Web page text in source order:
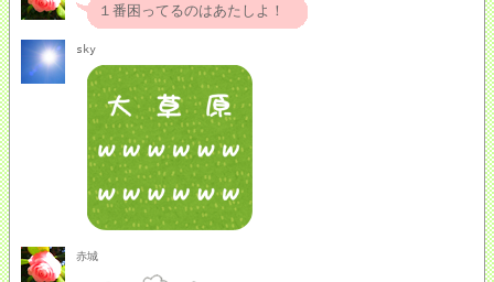
１番困ってるのはあたしよ！
sky
赤城